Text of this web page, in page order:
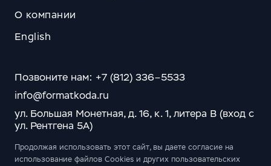
О компании
English
Позвоните нам: +7 (812) 336–5533
info@formatkoda.ru
ул. Большая Монетная, д. 16, к. 1, литера В (вход с
ул. Рентгена 5А)
Продолжая использовать этот сайт, вы даете согласие на
использование файлов Cookies и других пользовательских